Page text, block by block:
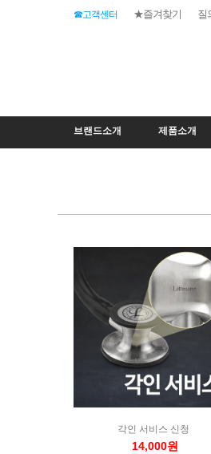
☎고객센터 ★즐겨찾기 질
브랜드소개 제품소개
각인 서비스 신청
14,000원